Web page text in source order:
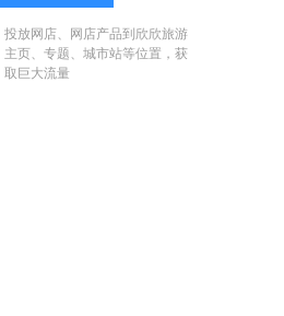
投放网店、网店产品到欣欣旅游
主页、专题、城市站等位置，获
取巨大流量